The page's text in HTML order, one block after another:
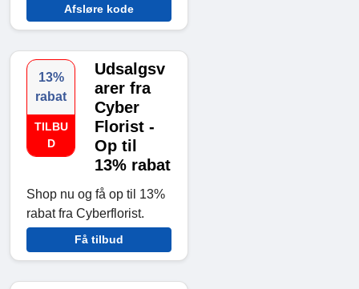
Afsløre kode
13%
rabat
TILBU
D
Udsalgsv
arer fra
Cyber ​​
Florist -
Op til
13% rabat
Shop nu og få op til 13%
rabat fra Cyberflorist.
Få tilbud